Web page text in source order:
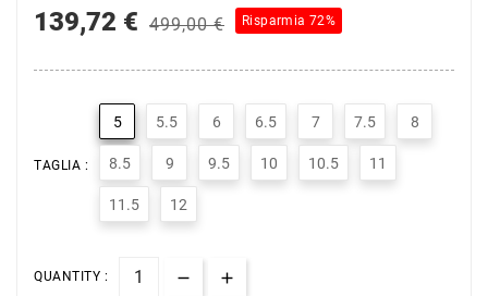
139,72 € 499,00 € Risparmia 72%
TAGLIA :
5 5.5 6 6.5 7 7.5 8
8.5 9 9.5 10 10.5 11
11.5 12
QUANTITY :